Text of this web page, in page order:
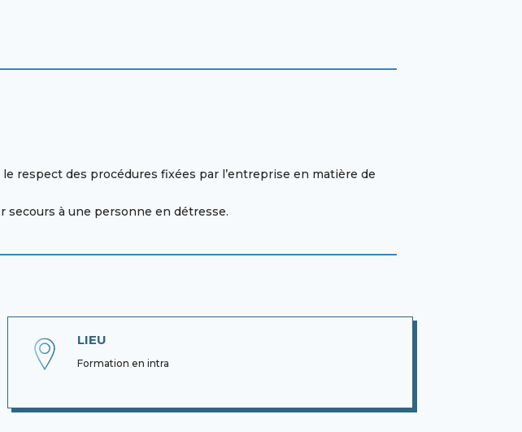
respect des procédures fixées par l’entreprise en matière de
secours à une personne en détresse.
LIEU
Formation en intra